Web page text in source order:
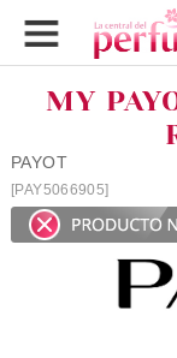
MY
PAYOT
[PAY5066905]